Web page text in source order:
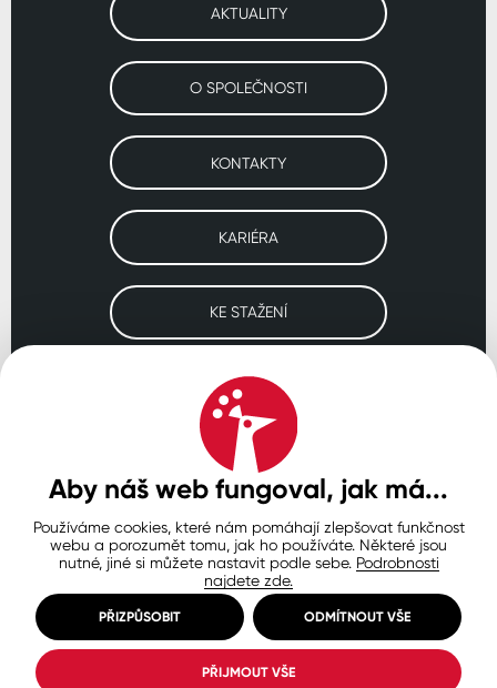
AKTUALITY
O SPOLEČNOSTI
KONTAKTY
KARIÉRA
KE STAŽENÍ
Navštivte naše pobočky
SLOVENSKO POLSKO
Ochrana osobních údajů
Zásady používání souborů cookie
Nastavení cookies
© Copyright 2026 COLORLAK
Created by inCUBE
Aby náš web fungoval, jak má...
Používáme cookies, které nám pomáhají zlepšovat funkčnost
webu a porozumět tomu, jak ho používáte. Některé jsou
nutné, jiné si můžete nastavit podle sebe. Podrobnosti
najdete zde.
PŘIZPŮSOBIT ODMÍTNOUT VŠE
PŘIJMOUT VŠE